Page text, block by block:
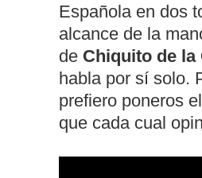
Española en dos
alcance de la
de Chiquito de la
habla por sí solo.
prefiero poneros
que cada cual